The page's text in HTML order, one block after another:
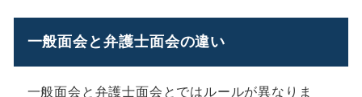
一般面会と弁護士面会の違い
一般面会と弁護士面会とではルールが異なりま